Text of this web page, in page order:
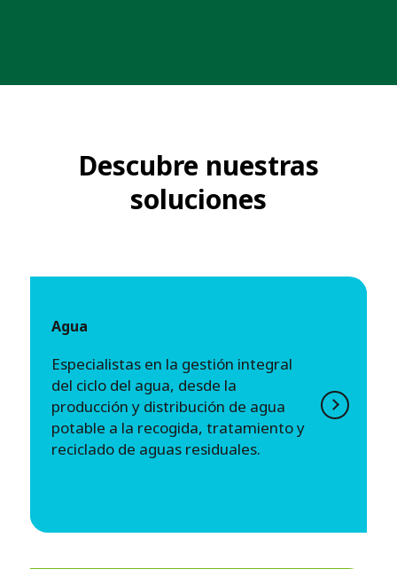
Descubre nuestras
soluciones
Agua
Especialistas en la gestión integral
del ciclo del agua, desde la
producción y distribución de agua
potable a la recogida, tratamiento y
reciclado de aguas residuales.